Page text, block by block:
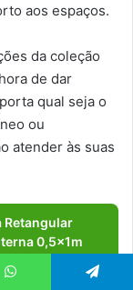
aos espaços.
da coleção
de dar
qual seja o
ou
atender às suas
Retangular
0,5x1m